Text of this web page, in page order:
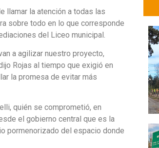
llamar la atención a todas las
sobre todo en lo que corresponde
del Liceo municipal.
a agilizar nuestro proyecto,
Rojas al tiempo que exigió en
la promesa de evitar más
quién se comprometió, en
el gobierno central que es la
pormenorizado del espacio donde